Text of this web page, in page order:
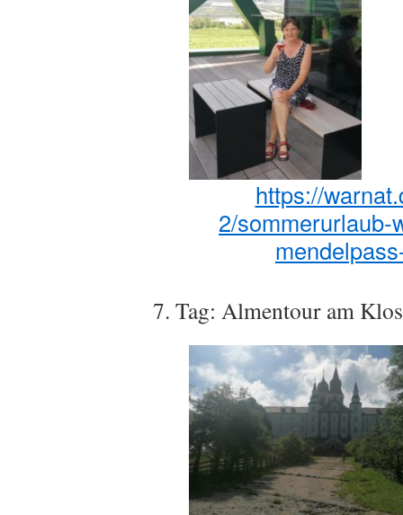
https://
2/sommerurlaub-
7. Tag: Almentour am